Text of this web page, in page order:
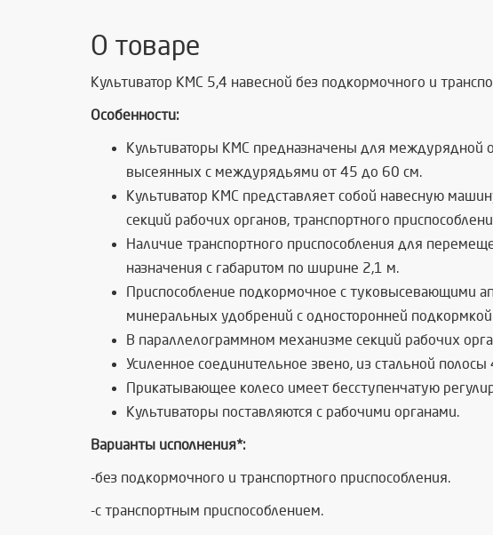
О товаре
Культиватор КМС 5,4 навесной без подкормочного и
Особенности:
Культиваторы КМС предназначены для междурядной
высеянных с междурядьями от 45 до 60 см.
Культиватор КМС представляет собой навесную
секций рабочих органов, транспортного
Наличие транспортного приспособления для
назначения с габаритом по ширине 2,1 м.
Приспособление подкормочное с туковысевающими
минеральных удобрений с односторонней подкормкой
В параллелограммном механизме секций рабочих
Усиленное соединительное звено, из стальной
Прикатывающее колесо имеет бесступенчатую
Культиваторы поставляются с рабочими органами.
Варианты исполнения*:
-без подкормочного и транспортного приспособления.
-с транспортным приспособлением.